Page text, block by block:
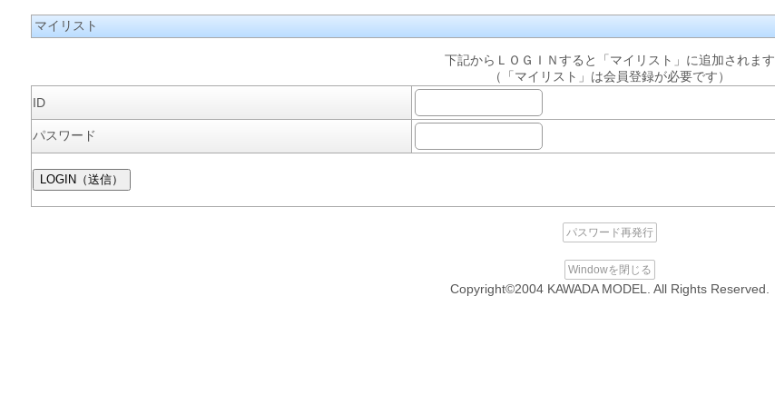
マイリスト
下記からＬＯＧＩＮすると「マイリスト」に追加されます
（「マイリスト」は会員登録が必要です）
ID
パスワード
パスワード再発行
Windowを閉じる
Copyright©2004 KAWADA MODEL. All Rights Reserved.